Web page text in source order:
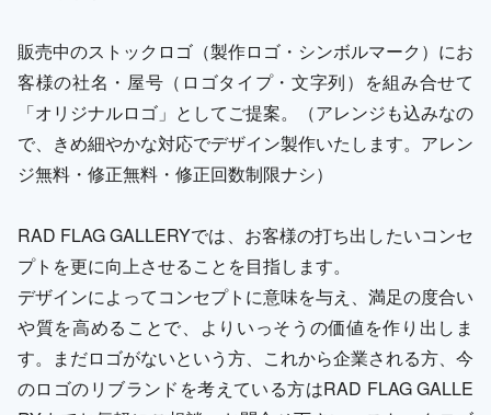
販売中のストックロゴ（製作ロゴ・シンボルマーク）にお
客様の社名・屋号（ロゴタイプ・文字列）を組み合せて
「オリジナルロゴ」としてご提案。（アレンジも込みなの
で、きめ細やかな対応でデザイン製作いたします。アレン
ジ無料・修正無料・修正回数制限ナシ）
RAD FLAG GALLERYでは、お客様の打ち出したいコンセ
プトを更に向上させることを目指します。
デザインによってコンセプトに意味を与え、満足の度合い
や質を高めることで、よりいっそうの価値を作り出しま
す。まだロゴがないという方、これから企業される方、今
のロゴのリブランドを考えている方はRAD FLAG GALLE